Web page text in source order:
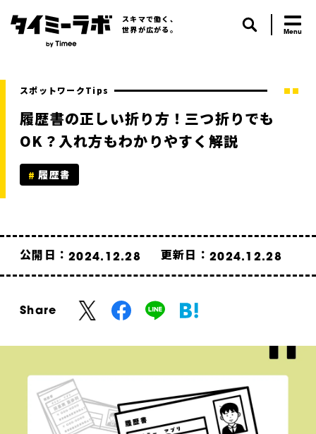
スキマで働く、
世界が広がる。
スポットワークTips
履歴書の正しい折り方！三つ折りでも
OK？入れ方もわかりやすく解説
履歴書
公開日：2024.12.28 更新日：2024.12.28
Share